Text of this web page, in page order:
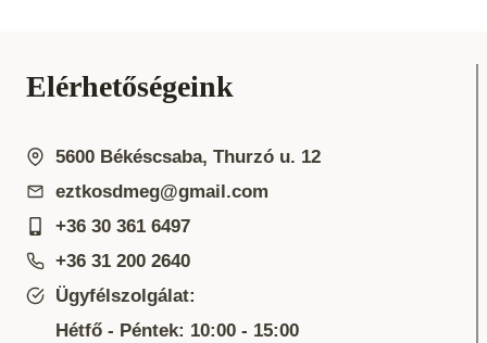
Elérhetőségeink
5600 Békéscsaba, Thurzó u. 12
eztkosdmeg@gmail.com
+36 30 361 6497
+36 31 200 2640
Ügyfélszolgálat:
Hétfő - Péntek: 10:00 - 15:00